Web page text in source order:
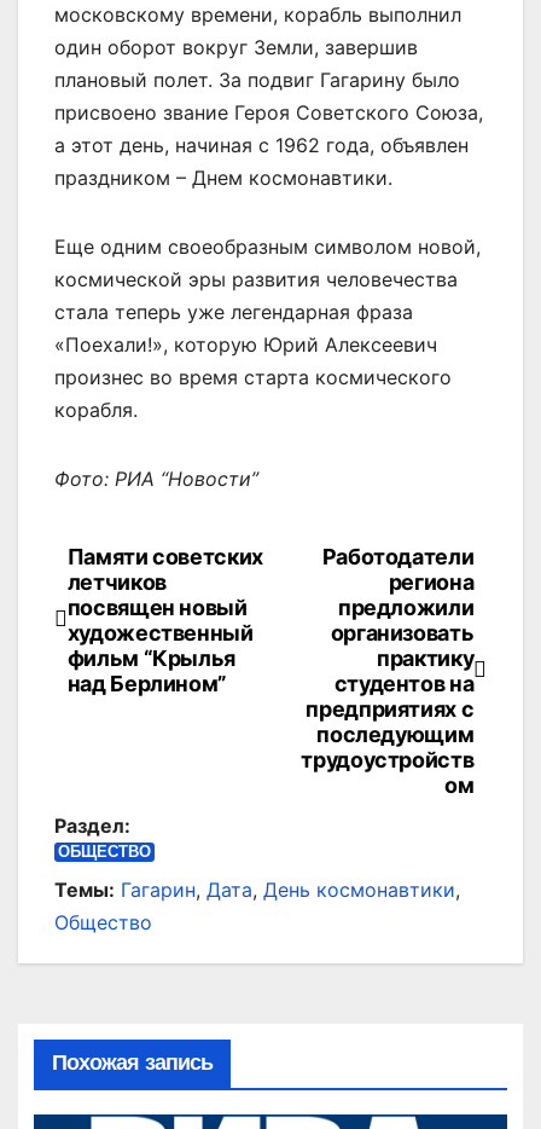
московскому времени, корабль выполнил
один оборот вокруг Земли, завершив
плановый полет. За подвиг Гагарину было
присвоено звание Героя Советского Союза,
а этот день, начиная с 1962 года, объявлен
праздником – Днем космонавтики.
Еще одним своеобразным символом новой,
космической эры развития человечества
стала теперь уже легендарная фраза
«Поехали!», которую Юрий Алексеевич
произнес во время старта космического
корабля.
Фото: РИА “Новости”
Навигация
по
записям
Работодатели
региона
предложили
организовать
практику
студентов на
предприятиях с
последующим
трудоустройств
ом
Памяти советских
летчиков
посвящен новый
художественный
фильм “Крылья
над Берлином”
Раздел:
ОБЩЕСТВО
Темы: Гагарин, Дата, День космонавтики,
Общество
Похожая запись